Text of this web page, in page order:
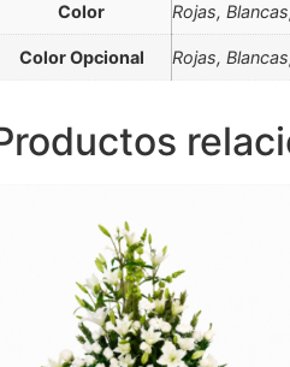
Color Rojas,
Color Opcional Rojas,